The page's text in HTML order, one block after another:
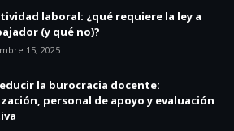
laboral: ¿qué requiere la ley a
(y qué no)?
15, 2025
la burocracia docente:
personal de apoyo y evaluación